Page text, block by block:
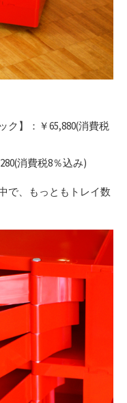
ク】：￥65,880(消費税
消費税8％込み)
で、もっともトレイ数